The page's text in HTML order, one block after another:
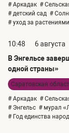
# Аркадак #
# детский сад #
# уход за растениями
10:48
6 августа
В Энгельсе
одной страны»
Саратовская
# Аркадак #
# Энгельс # мурал
# Год единства